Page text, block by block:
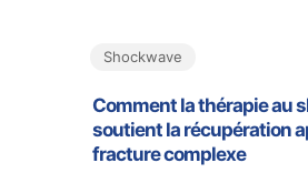
Shockwave
Comment la thérapie au
soutient la récupération
fracture complexe